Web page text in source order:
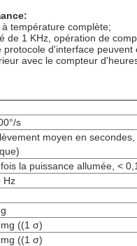
température complète;
de 1 KHz, opération de
d'interface
avec le compteur
s
moyen en
la puissance allumée, <
Hz
((1 σ)
((1 σ)